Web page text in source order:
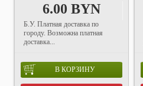
6.00 BYN
Б.У. Платная доставка по
городу. Возможна платная
доставка...
В КОРЗИНУ